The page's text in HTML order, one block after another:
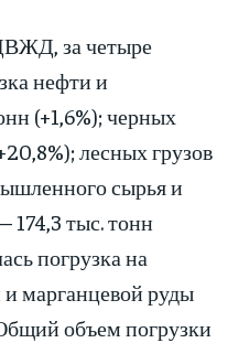
за четыре
нефти и
(+1,6%); черных
лесных грузов
сырья и
тыс. тонн
погрузка на
марганцевой руды
объем погрузки